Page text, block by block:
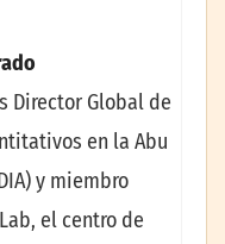
Director Global de
en la Abu
y miembro
el centro de